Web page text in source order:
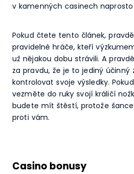
v kamenných casinech
Pokud čtete tento článek,
pravidelné hráče, kteří
už nějakou dobu strávili. A
za pravdu, že je to jediný účinný
kontrolovat svoje výsledky.
vezměte do ruky svojí králičí
budete mít štěstí, protože
proti vám.
Casino bonusy